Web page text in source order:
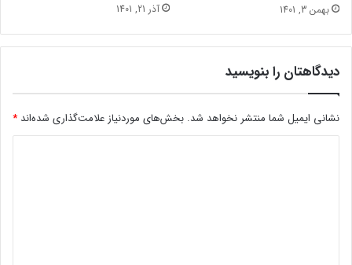
بهمن 3, 1401 آذر 21, 1401
دیدگاهتان را بنویسید
نشانی ایمیل شما منتشر نخواهد شد. بخش‌های موردنیاز علامت‌گذاری شده‌اند *